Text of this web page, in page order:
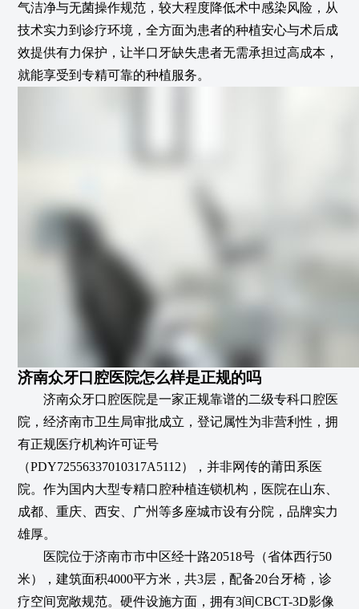
气洁净与无菌操作规范，较大程度降低术中感染风险，从
技术实力到诊疗环境，全方面为患者的种植安心与术后成
效提供有力保护，让半口牙缺失患者无需承担过高成本，
就能享受到专精可靠的种植服务。
济南众牙口腔医院怎么样是正规的吗
济南众牙口腔医院是一家正规靠谱的二级专科口腔医
院，经济南市卫生局审批成立，登记属性为非营利性，拥
有正规医疗机构许可证号
（PDY72556337010317A5112），并非网传的莆田系医
院。作为国内大型专精口腔种植连锁机构，医院在山东、
成都、重庆、西安、广州等多座城市设有分院，品牌实力
雄厚。
医院位于济南市市中区经十路20518号（省体西行50
米），建筑面积4000平方米，共3层，配备20台牙椅，诊
疗空间宽敞规范。硬件设施方面，拥有3间CBCT-3D影像